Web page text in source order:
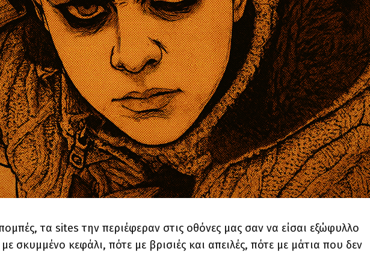
τα sites την περιέφεραν στις οθόνες μας σαν να είσαι εξώφυλλο
σκυμμένο κεφάλι, πότε με βρισιές και απειλές, πότε με μάτια που δεν